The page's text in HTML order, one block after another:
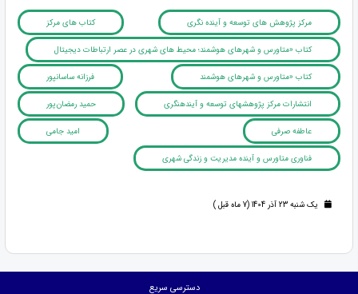
مرکز پژوهش های توسعه و آینده نگری کتاب های مرکز
کتاب «متاورس و شهرهای هوشمند؛ محیط های شهری در عصر ارتباطات دیجیتال
کتاب «متاورس و شهرهای هوشمند فرزانه ساسان‏پور
انتشارات مرکز پژوهش‏های توسعه و آینده‏نگری حمید رمضان‌پور
عاطفه صرفی امید جامی
فناوری متاورس و آینده مدیریت و زندگی شهری
یک شنبه 23 آذر 1404 (7 ماه قبل )
دسترسی سریع